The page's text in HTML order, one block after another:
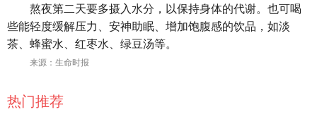
熬夜第二天要多摄入水分，以保持身体的代谢。也可喝
些能轻度缓解压力、安神助眠、增加饱腹感的饮品，如淡
茶、蜂蜜水、红枣水、绿豆汤等。
来源：生命时报
热门推荐